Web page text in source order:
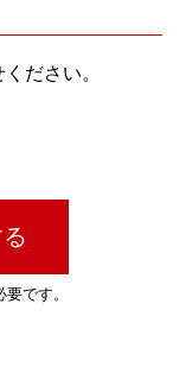
ださい。
です。